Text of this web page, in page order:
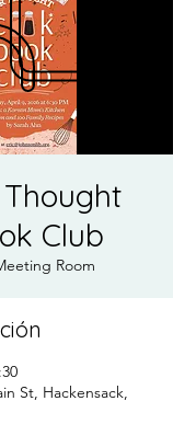
Club
Room
St, Hackensack,